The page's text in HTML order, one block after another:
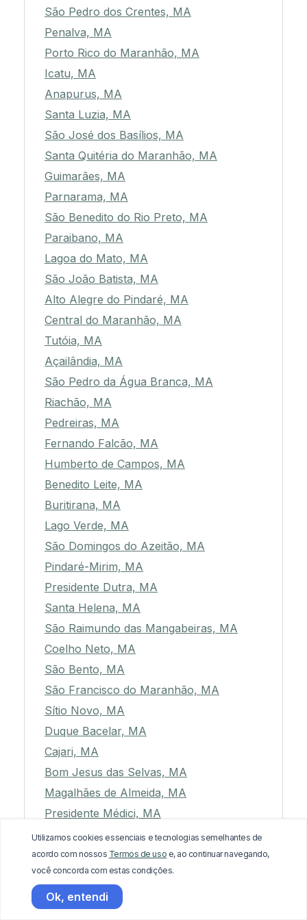
São Pedro dos Crentes, MA
Penalva, MA
Porto Rico do Maranhão, MA
Icatu, MA
Anapurus, MA
Santa Luzia, MA
São José dos Basílios, MA
Santa Quitéria do Maranhão, MA
Guimarães, MA
Parnarama, MA
São Benedito do Rio Preto, MA
Paraibano, MA
Lagoa do Mato, MA
São João Batista, MA
Alto Alegre do Pindaré, MA
Central do Maranhão, MA
Tutóia, MA
Açailândia, MA
São Pedro da Água Branca, MA
Riachão, MA
Pedreiras, MA
Fernando Falcão, MA
Humberto de Campos, MA
Benedito Leite, MA
Buritirana, MA
Lago Verde, MA
São Domingos do Azeitão, MA
Pindaré-Mirim, MA
Presidente Dutra, MA
Santa Helena, MA
São Raimundo das Mangabeiras, MA
Coelho Neto, MA
São Bento, MA
São Francisco do Maranhão, MA
Sítio Novo, MA
Duque Bacelar, MA
Cajari, MA
Bom Jesus das Selvas, MA
Magalhães de Almeida, MA
Presidente Médici, MA
Formosa da Serra Negra, MA
Presidente Juscelino, MA
Cachoeira Grande, MA
Buriti, MA
Utilizamos cookies essenciais e tecnologias semelhantes de
acordo com nossos Termos de uso e, ao continuar navegando,
você concorda com estas condições.
Ok, entendi